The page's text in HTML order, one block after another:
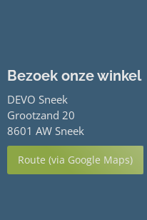
Bezoek onze winkel
DEVO Sneek
Grootzand 20
8601 AW Sneek
Route (via Google Maps)